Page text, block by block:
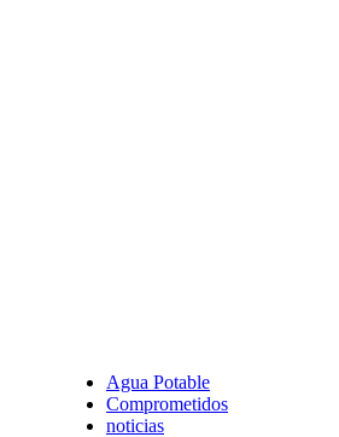
Agua Potable
Comprometidos
noticias